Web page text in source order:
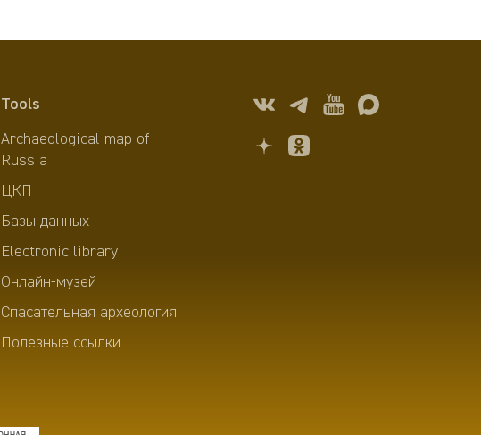
Tools
Archaeological map of
Russia
ЦКП
Базы данных
Electronic library
Онлайн-музей
Спасательная археология
Полезные ссылки